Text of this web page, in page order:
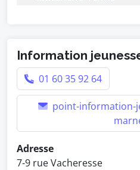
Information
01 60 35 92 64
point-information-
Adresse
7-9 rue Vacheresse